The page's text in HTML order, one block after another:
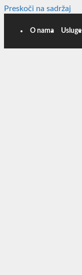
Preskoči na sadržaj
O nama Usluge